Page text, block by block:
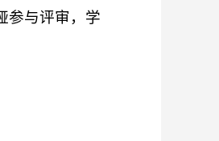
参与评审，学